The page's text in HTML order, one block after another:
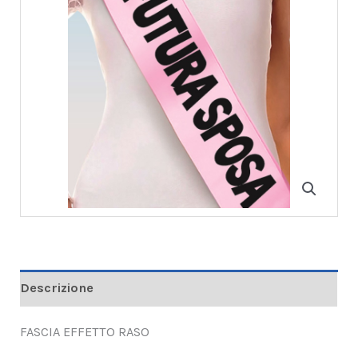
Descrizione
FASCIA EFFETTO RASO